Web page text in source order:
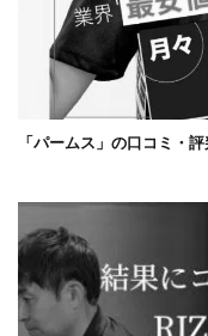
「パームス」の口コミ・